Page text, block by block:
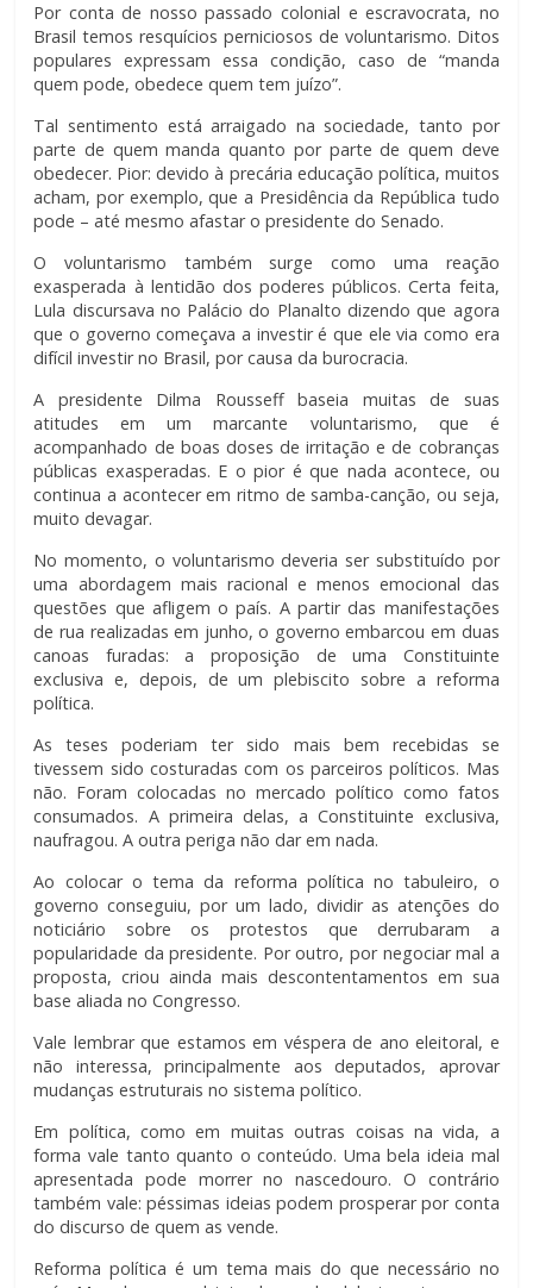
Por conta de nosso passado colonial e escravocrata, no
Brasil temos resquícios perniciosos de voluntarismo. Ditos
populares expressam essa condição, caso de “manda
quem pode, obedece quem tem juízo”.
Tal sentimento está arraigado na sociedade, tanto por
parte de quem manda quanto por parte de quem deve
obedecer. Pior: devido à precária educação política, muitos
acham, por exemplo, que a Presidência da República tudo
pode – até mesmo afastar o presidente do Senado.
O voluntarismo também surge como uma reação
exasperada à lentidão dos poderes públicos. Certa feita,
Lula discursava no Palácio do Planalto dizendo que agora
que o governo começava a investir é que ele via como era
difícil investir no Brasil, por causa da burocracia.
A presidente Dilma Rousseff baseia muitas de suas
atitudes em um marcante voluntarismo, que é
acompanhado de boas doses de irritação e de cobranças
públicas exasperadas. E o pior é que nada acontece, ou
continua a acontecer em ritmo de samba-canção, ou seja,
muito devagar.
No momento, o voluntarismo deveria ser substituído por
uma abordagem mais racional e menos emocional das
questões que afligem o país. A partir das manifestações
de rua realizadas em junho, o governo embarcou em duas
canoas furadas: a proposição de uma Constituinte
exclusiva e, depois, de um plebiscito sobre a reforma
política.
As teses poderiam ter sido mais bem recebidas se
tivessem sido costuradas com os parceiros políticos. Mas
não. Foram colocadas no mercado político como fatos
consumados. A primeira delas, a Constituinte exclusiva,
naufragou. A outra periga não dar em nada.
Ao colocar o tema da reforma política no tabuleiro, o
governo conseguiu, por um lado, dividir as atenções do
noticiário sobre os protestos que derrubaram a
popularidade da presidente. Por outro, por negociar mal a
proposta, criou ainda mais descontentamentos em sua
base aliada no Congresso.
Vale lembrar que estamos em véspera de ano eleitoral, e
não interessa, principalmente aos deputados, aprovar
mudanças estruturais no sistema político.
Em política, como em muitas outras coisas na vida, a
forma vale tanto quanto o conteúdo. Uma bela ideia mal
apresentada pode morrer no nascedouro. O contrário
também vale: péssimas ideias podem prosperar por conta
do discurso de quem as vende.
Reforma política é um tema mais do que necessário no